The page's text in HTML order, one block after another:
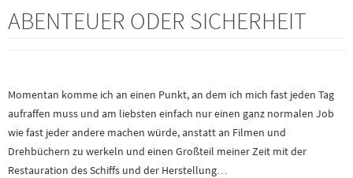
ABENTEUER ODER SICHERHEIT
Momentan komme ich an einen Punkt, an dem ich mich fast jeden Tag
aufraffen muss und am liebsten einfach nur einen ganz normalen Job
wie fast jeder andere machen würde, anstatt an Filmen und
Drehbüchern zu werkeln und einen Großteil meiner Zeit mit der
Restauration des Schiffs und der Herstellung…